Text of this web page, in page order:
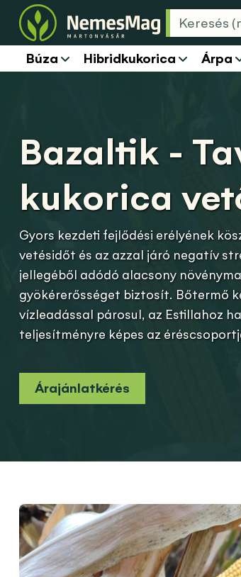
Búza Hibridkukorica Árpa
Bazaltik -
kukorica
Gyors kezdeti fejlődési erélyének
vetésidőt és az azzal járó negatív
jellegéből adódó alacsony
gyökérerősséget biztosít. Bőtermő
vízleadással párosul, az Estillahoz
teljesítményre képes az
Árajánlatkérés